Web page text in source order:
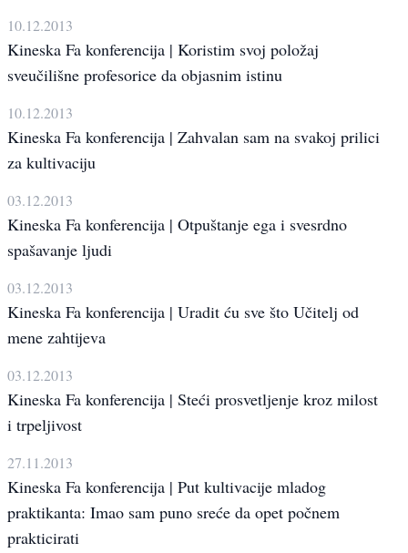
10.12.2013
Kineska Fa konferencija | Koristim svoj položaj
sveučilišne profesorice da objasnim istinu
10.12.2013
Kineska Fa konferencija | Zahvalan sam na svakoj prilici
za kultivaciju
03.12.2013
Kineska Fa konferencija | Otpuštanje ega i svesrdno
spašavanje ljudi
03.12.2013
Kineska Fa konferencija | Uradit ću sve što Učitelj od
mene zahtijeva
03.12.2013
Kineska Fa konferencija | Steći prosvetljenje kroz milost
i trpeljivost
27.11.2013
Kineska Fa konferencija | Put kultivacije mladog
praktikanta: Imao sam puno sreće da opet počnem
prakticirati